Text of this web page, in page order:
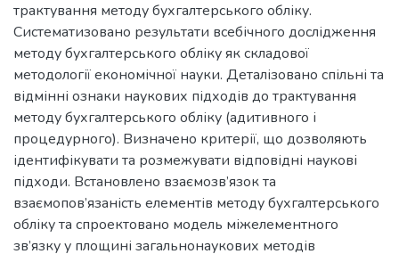
трактування методу бухгалтерського обліку.
Систематизовано результати всебічного дослідження
методу бухгалтерського обліку як складової
методології економічної науки. Деталізовано спільні та
відмінні ознаки наукових підходів до трактування
методу бухгалтерського обліку (адитивного і
процедурного). Визначено критерії, що дозволяють
ідентифікувати та розмежувати відповідні наукові
підходи. Встановлено взаємозв’язок та
взаємопов’язаність елементів методу бухгалтерського
обліку та спроектовано модель міжелементного
зв’язку у площині загальнонаукових методів